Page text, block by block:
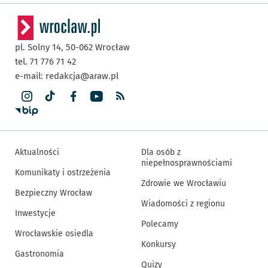
pl. Solny 14, 50-062 Wrocław
tel. 71 776 71 42
e-mail: redakcja@araw.pl
Aktualności
Komunikaty i ostrzeżenia
Bezpieczny Wrocław
Inwestycje
Wrocławskie osiedla
Gastronomia
Dla osób z
niepełnosprawnościami
Zdrowie we Wrocławiu
Wiadomości z regionu
Polecamy
Konkursy
Quizy